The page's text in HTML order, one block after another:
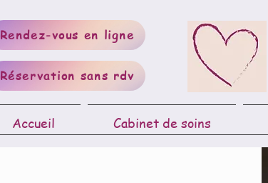
Rendez-vous en ligne
Réservation sans rdv
Accueil Cabinet de soins